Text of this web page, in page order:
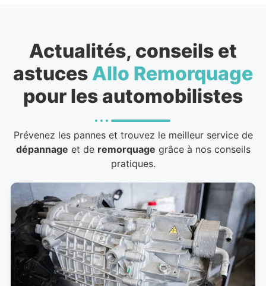
Actualités, conseils et
astuces Allo Remorquage
pour les automobilistes
Prévenez les pannes et trouvez le meilleur service de
dépannage et de remorquage grâce à nos conseils
pratiques.